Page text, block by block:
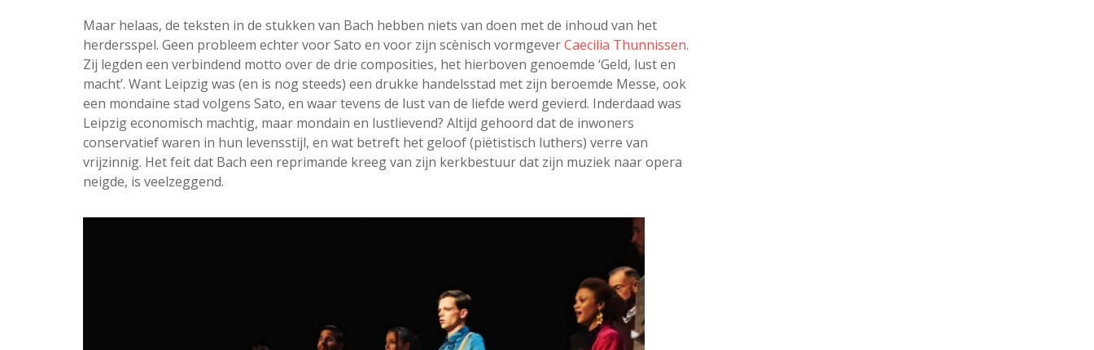
Maar helaas, de teksten in de stukken van Bach hebben niets van doen met de inhoud van het
herdersspel. Geen probleem echter voor Sato en voor zijn scènisch vormgeverCaecilia Thunnissen.
Zij legden een verbindend motto over de drie composities, het hierboven genoemde ‘Geld, lust en
macht’. Want Leipzig was (en is nog steeds) een drukke handelsstad met zijn beroemde Messe, ook
een mondaine stad volgens Sato, en waar tevens de lust van de liefde werd gevierd. Inderdaad was
Leipzig economisch machtig, maar mondain en lustlievend? Altijd gehoord dat de inwoners
conservatief waren in hun levensstijl, en wat betreft het geloof (piëtistisch luthers) verre van
vrijzinnig. Het feit dat Bach een reprimande kreeg van zijn kerkbestuur dat zijn muziek naar opera
neigde, is veelzeggend.